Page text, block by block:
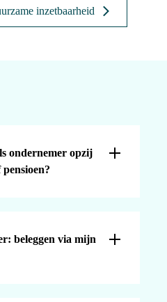
inzetbaarheid
ondernemer opzij
beleggen via mijn